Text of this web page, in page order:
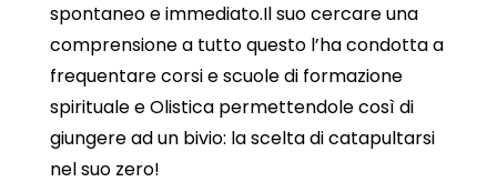
spontaneo e immediato.Il suo cercare una
comprensione a tutto questo l’ha condotta a
frequentare corsi e scuole di formazione
spirituale e Olistica permettendole così di
giungere ad un bivio: la scelta di catapultarsi
nel suo zero!